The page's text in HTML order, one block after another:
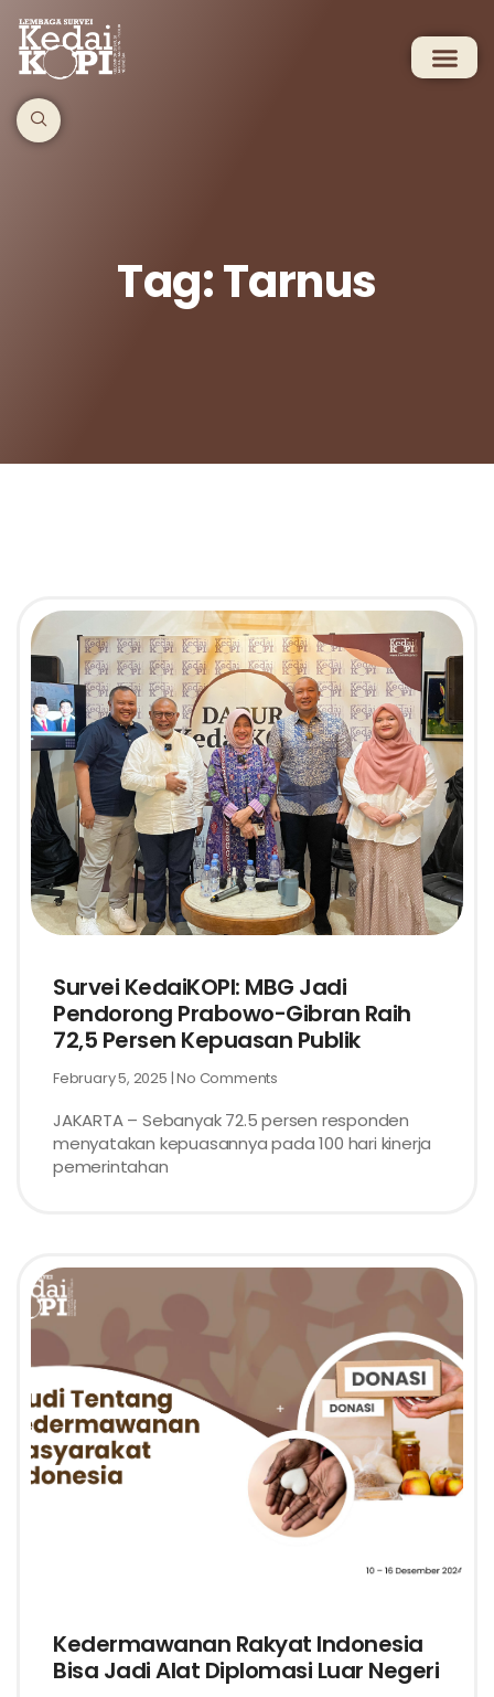
Tag: Tarnus
Survei KedaiKOPI: MBG Jadi
Pendorong Prabowo-Gibran Raih
72,5 Persen Kepuasan Publik
February 5, 2025 No Comments
JAKARTA – Sebanyak 72.5 persen responden
menyatakan kepuasannya pada 100 hari kinerja
pemerintahan
Kedermawanan Rakyat Indonesia
Bisa Jadi Alat Diplomasi Luar Negeri